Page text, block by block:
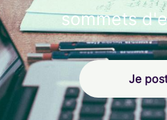
sommets
Je